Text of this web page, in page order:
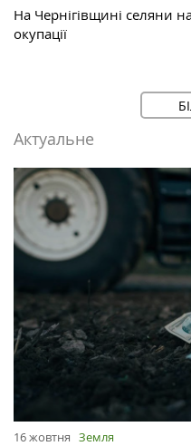
На Чернігівщині селяни
окупації
Актуальне
16 жовтня Земля